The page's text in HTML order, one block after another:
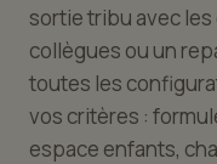
sortie tribu avec
collègues ou un
toutes les
vos critères :
espace enfants,